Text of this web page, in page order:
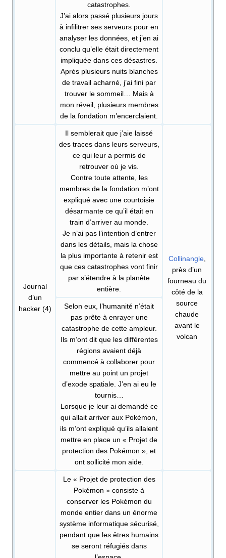
catastrophes.
J’ai alors passé plusieurs jours
à infilitrer ses serveurs pour en
analyser les données, et j’en ai
conclu qu’elle était directement
impliquée dans ces désastres.
Après plusieurs nuits blanches
de travail acharné, j’ai fini par
trouver le sommeil… Mais à
mon réveil, plusieurs membres
de la fondation m’encerclaient.
Journal
d’un
hacker (4)
Il semblerait que j’aie laissé
des traces dans leurs serveurs,
ce qui leur a permis de
retrouver où je vis.
Contre toute attente, les
membres de la fondation m’ont
expliqué avec une courtoisie
désarmante ce qu’il était en
train d’arriver au monde.
Je n’ai pas l’intention d’entrer
dans les détails, mais la chose
la plus importante à retenir est
que ces catastrophes vont finir
par s’étendre à la planète
entière.
Collinangle,
près d’un
fourneau du
côté de la
source
chaude
avant le
volcan
Selon eux, l’humanité n’était
pas prête à enrayer une
catastrophe de cette ampleur.
Ils m’ont dit que les différentes
régions avaient déjà
commencé à collaborer pour
mettre au point un projet
d’exode spatiale. J’en ai eu le
tournis…
Lorsque je leur ai demandé ce
qui allait arriver aux Pokémon,
ils m’ont expliqué qu’ils allaient
mettre en place un « Projet de
protection des Pokémon », et
ont sollicité mon aide.
Le « Projet de protection des
Pokémon » consiste à
conserver les Pokémon du
monde entier dans un énorme
système informatique sécurisé,
pendant que les êtres humains
se seront réfugiés dans